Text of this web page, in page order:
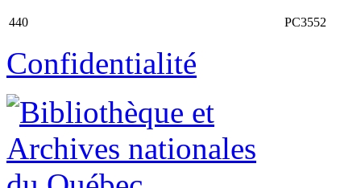
440 PC3552
Confidentialité